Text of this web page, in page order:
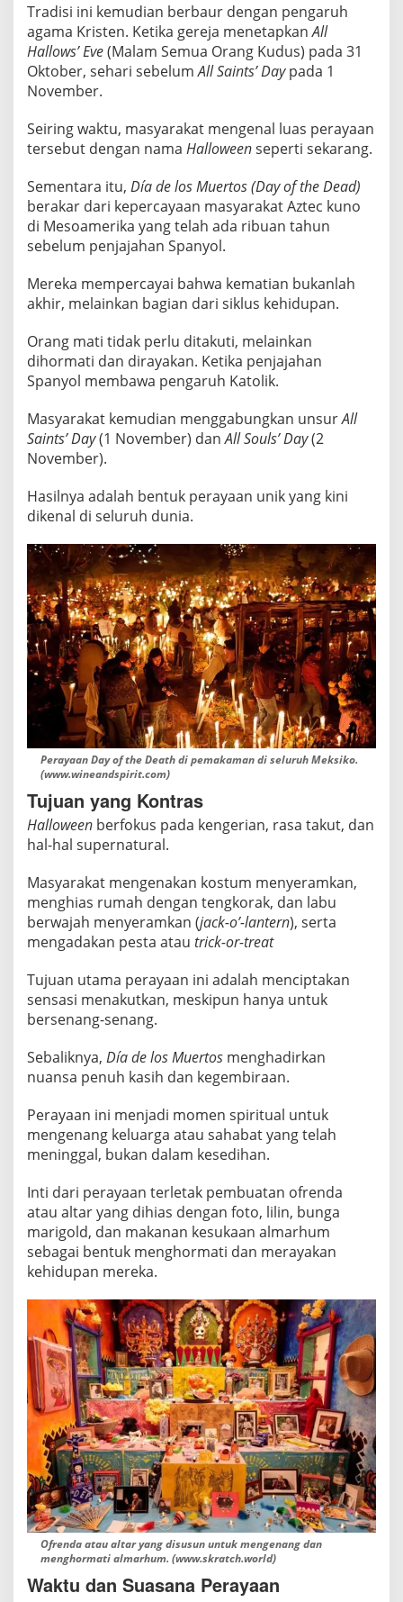
Tradisi ini kemudian berbaur dengan pengaruh
agama Kristen. Ketika gereja menetapkanAll
Hallows’ Eve(Malam Semua Orang Kudus) pada 31
Oktober, sehari sebelumAll Saints’ Daypada 1
November.
Seiring waktu, masyarakat mengenal luas perayaan
tersebut dengan nama Halloweenseperti sekarang.
Sementara itu, Día de los Muertos (Day of the Dead)
berakar dari kepercayaan masyarakat Aztec kuno
di Mesoamerika yang telah ada ribuan tahun
sebelum penjajahan Spanyol.
Mereka mempercayai bahwa kematian bukanlah
akhir, melainkan bagian dari siklus kehidupan.
Orang mati tidak perlu ditakuti, melainkan
dihormati dan dirayakan. Ketika penjajahan
Spanyol membawa pengaruh Katolik.
Masyarakat kemudian menggabungkan unsurAll
Saints’ Day(1 November) danAll Souls’ Day(2
November).
Hasilnya adalah bentuk perayaan unik yang kini
dikenal di seluruh dunia.
Perayaan Day of the Death di pemakaman di seluruh Meksiko.
(www.wineandspirit.com)
Tujuan yang Kontras
Halloween berfokus pada kengerian, rasa takut, dan
hal-hal supernatural.
Masyarakat mengenakan kostum menyeramkan,
menghias rumah dengan tengkorak, dan labu
berwajah menyeramkan (jack-o’-lantern), serta
mengadakan pesta atau trick-or-treat
Tujuan utama perayaan ini adalah menciptakan
sensasi menakutkan, meskipun hanya untuk
bersenang-senang.
Sebaliknya, Día de los Muertos menghadirkan
nuansa penuh kasih dan kegembiraan.
Perayaan ini menjadi momen spiritual untuk
mengenang keluarga atau sahabat yang telah
meninggal, bukan dalam kesedihan.
Inti dari perayaan terletak pembuatan ofrenda
atau altar yang dihias dengan foto, lilin, bunga
marigold, dan makanan kesukaan almarhum
sebagai bentuk menghormati dan merayakan
kehidupan mereka.
Ofrenda atau altar yang disusun untuk mengenang dan
menghormati almarhum. (www.skratch.world)
Waktu dan Suasana Perayaan